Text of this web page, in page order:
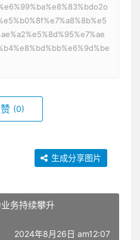
赞 (0)
生成分享图片
务持续攀升
2024年8月26日 am12:07